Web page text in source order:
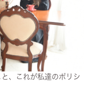
と、これが私達のポリシ